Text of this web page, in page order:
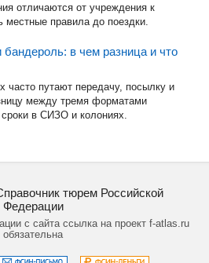
отличаются от учреждения к
правила до поездки.
в чем разница и что
часто путают передачу, посылку и
между тремя форматами
в СИЗО и колониях.
тюрем Российской
Федерации
с сайта ссылка на проект f-atlas.ru
обязательна